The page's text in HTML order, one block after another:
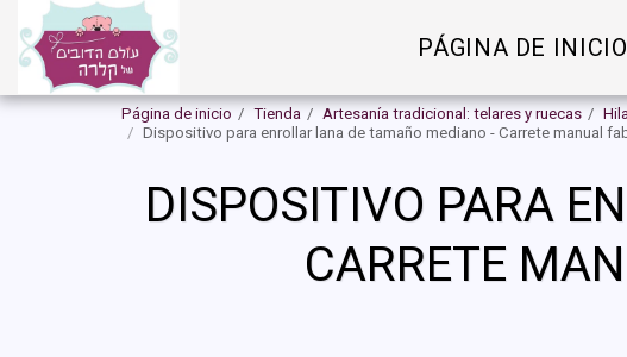
PÁGINA DE INICIO
Página de inicio Tienda Artesanía tradicional: telares y ruecas
Dispositivo para enrollar lana de tamaño mediano - Carrete manual
DISPOSITIVO PARA
CARRETE